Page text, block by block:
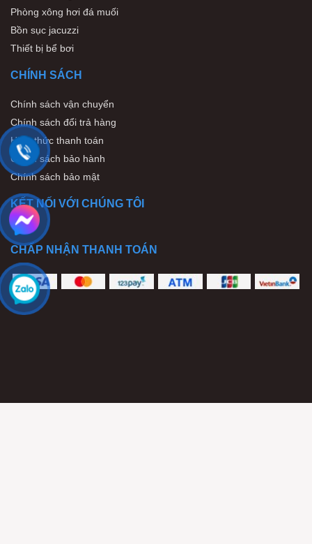
Phòng xông hơi đá muối
Bồn sục jacuzzi
Thiết bị bể bơi
CHÍNH SÁCH
Chính sách vận chuyển
Chính sách đổi trả hàng
Hình thức thanh toán
Chính sách bảo hành
Chính sách bảo mật
KẾT NỐI VỚI CHÚNG TÔI
CHẤP NHẬN THANH TOÁN